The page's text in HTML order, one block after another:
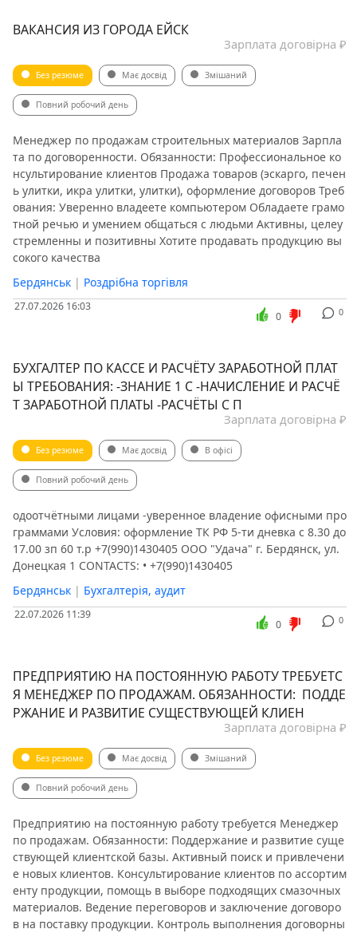
ВАКАНСИЯ ИЗ ГОРОДА ЕЙСК
Зарплата договірна ₽
Без резюме Має досвід Змішаний
Повний робочий день
Менеджер по продажам строительных материалов Зарпла
та по договоренности. Обязанности: Профессиональное ко
нсультирование клиентов Продажа товаров (эскарго, печен
ь улитки, икра улитки, улитки), оформление договоров Треб
ования: Уверенно владеете компьютером Обладаете грамо
тной речью и умением общаться с людьми Активны, целеу
стремленны и позитивны Хотите продавать продукцию вы
сокого качества
Бердянськ | Роздрібна торгівля
27.07.2026 16:03 0
0
БУХГАЛТЕР ПО КАССЕ И РАСЧЁТУ ЗАРАБОТНОЙ ПЛАТ
Ы ТРЕБОВАНИЯ: -ЗНАНИЕ 1 С -НАЧИСЛЕНИЕ И РАСЧЁ
Т ЗАРАБОТНОЙ ПЛАТЫ -РАСЧЁТЫ С П
Зарплата договірна ₽
Без резюме Має досвід В офісі
Повний робочий день
одоотчётными лицами -уверенное владение офисными про
граммами Условия: оформление ТК РФ 5-ти дневка с 8.30 до
17.00 зп 60 т.р +7(990)1430405 ООО "Удача" г. Бердянск, ул.
Донецкая 1 CONTACTS: • +7(990)1430405
Бердянськ | Бухгалтерія, аудит
22.07.2026 11:39 0
0
ПРЕДПРИЯТИЮ НА ПОСТОЯННУЮ РАБОТУ ТРЕБУЕТС
Я МЕНЕДЖЕР ПО ПРОДАЖАМ. ОБЯЗАННОСТИ: ПОДДЕ
РЖАНИЕ И РАЗВИТИЕ СУЩЕСТВУЮЩЕЙ КЛИЕН
Зарплата договірна ₽
Без резюме Має досвід Змішаний
Повний робочий день
Предприятию на постоянную работу требуется Менеджер
по продажам. Обязанности: Поддержание и развитие суще
ствующей клиентской базы. Активный поиск и привлечени
е новых клиентов. Консультирование клиентов по ассортим
енту продукции, помощь в выборе подходящих смазочных
материалов. Ведение переговоров и заключение договоро
в на поставку продукции. Контроль выполнения договорны